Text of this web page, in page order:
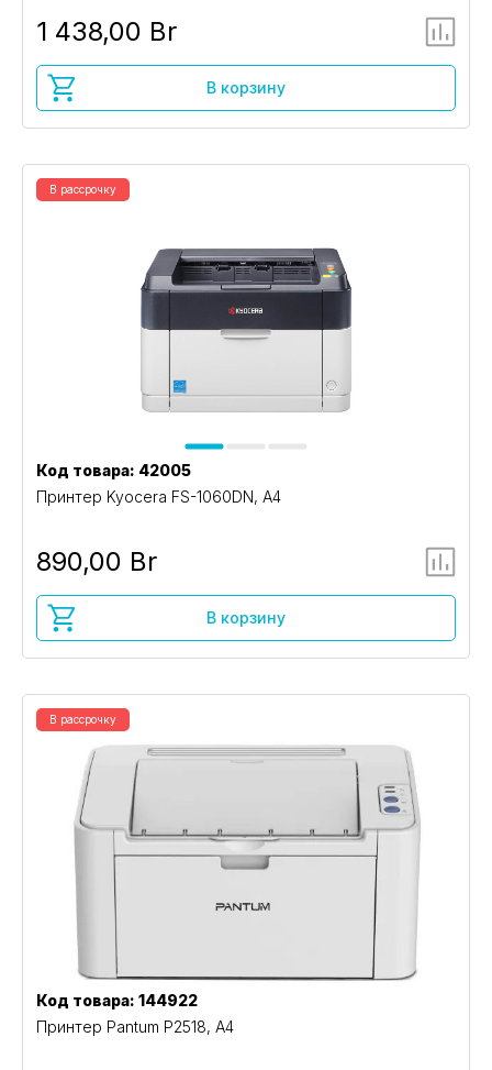
1 438,00 Br
В корзину
В рассрочку
Код товара: 42005
Принтер Kyocera FS-1060DN, A4
890,00 Br
В корзину
В рассрочку
Код товара: 144922
Принтер Pantum P2518, А4